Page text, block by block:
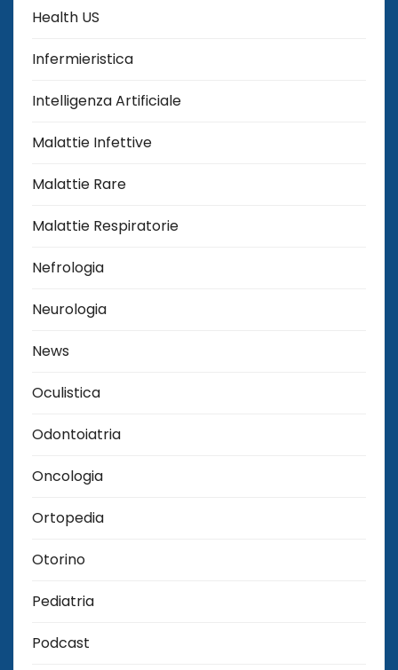
Health US
Infermieristica
Intelligenza Artificiale
Malattie Infettive
Malattie Rare
Malattie Respiratorie
Nefrologia
Neurologia
News
Oculistica
Odontoiatria
Oncologia
Ortopedia
Otorino
Pediatria
Podcast